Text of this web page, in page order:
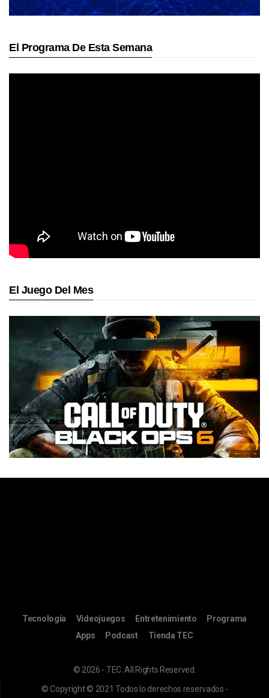
El Programa De Esta Semana
El Juego Del Mes
Tecnología Videojuegos Entretenimiento
Programa
Apps
Podcast Tienda TEC
© 2026 - TEC. All Rights Reserved.
© Copyright © 2021 Todos lo derechos reservados -